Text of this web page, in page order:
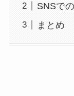
SNSで
まとめ